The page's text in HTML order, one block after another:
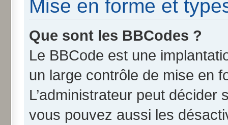
Mise en forme et
Que sont les BBCodes ?
Le BBCode est une
un large contrôle de mise en
L’administrateur peut
vous pouvez aussi les